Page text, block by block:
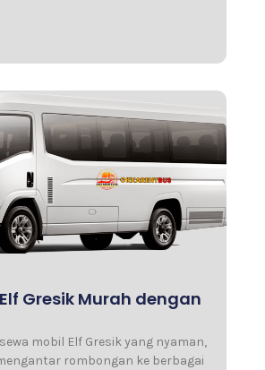
Gresik Murah dengan
mobil Elf Gresik yang nyaman,
rombongan ke berbagai